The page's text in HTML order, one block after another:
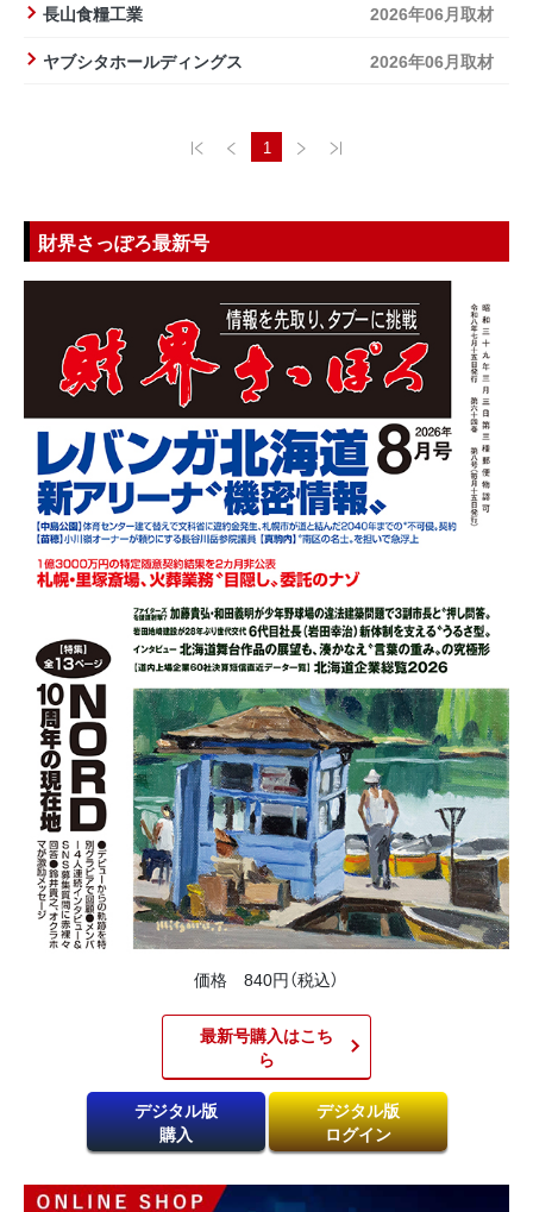
長山食糧工業
2026年06月取材
ヤブシタホールディングス
2026年06月取材
1
財界さっぽろ最新号
価格 840円（税込）
最新号購入はこち
ら​
デジタル版
購入
デジタル版
ログイン